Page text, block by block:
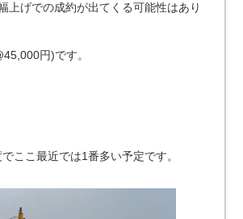
上げでの成約が出てくる可能性はあり
円)です。
ここ最近では1番多い予定です。